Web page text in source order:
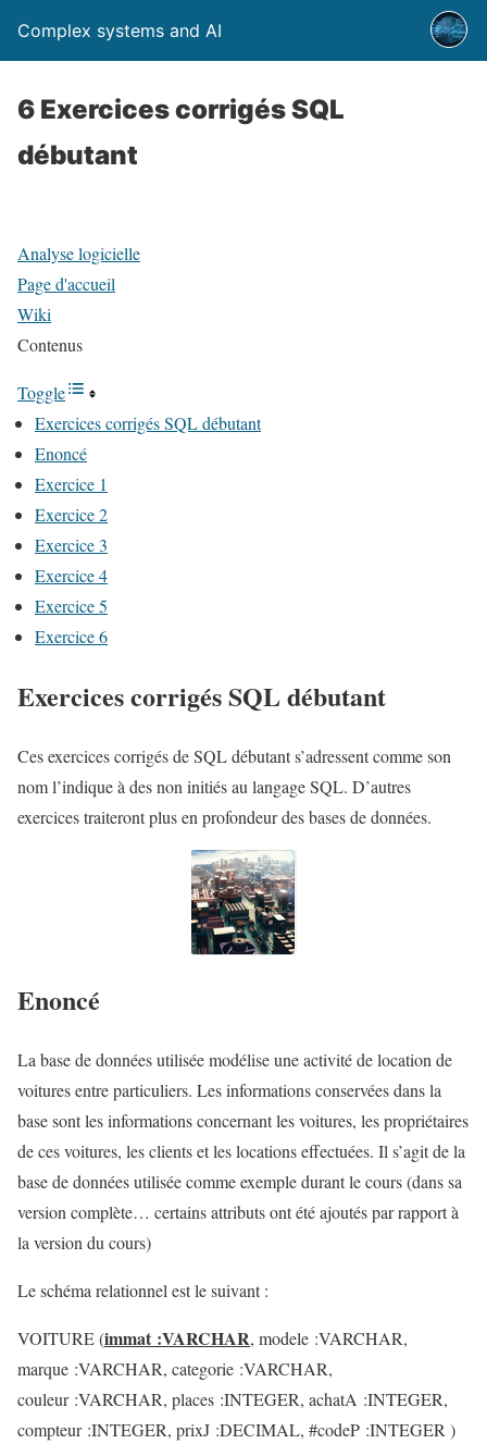
Complex systems and AI
6 Exercices corrigés SQL
débutant
Analyse logicielle
Page d'accueil
Wiki
Contenus
Toggle
Exercices corrigés SQL débutant
Enoncé
Exercice 1
Exercice 2
Exercice 3
Exercice 4
Exercice 5
Exercice 6
Exercices corrigés SQL débutant
Ces exercices corrigés de SQL débutant s’adressent comme son
nom l’indique à des non initiés au langage SQL. D’autres
exercices traiteront plus en profondeur des bases de données.
Enoncé
La base de données utilisée modélise une activité de location de
voitures entre particuliers. Les informations conservées dans la
base sont les informations concernant les voitures, les propriétaires
de ces voitures, les clients et les locations effectuées. Il s’agit de la
base de données utilisée comme exemple durant le cours (dans sa
version complète… certains attributs ont été ajoutés par rapport à
la version du cours)
Le schéma relationnel est le suivant :
VOITURE (immat :VARCHAR, modele :VARCHAR,
marque :VARCHAR, categorie :VARCHAR,
couleur :VARCHAR, places :INTEGER, achatA :INTEGER,
compteur :INTEGER, prixJ :DECIMAL, #codeP :INTEGER )